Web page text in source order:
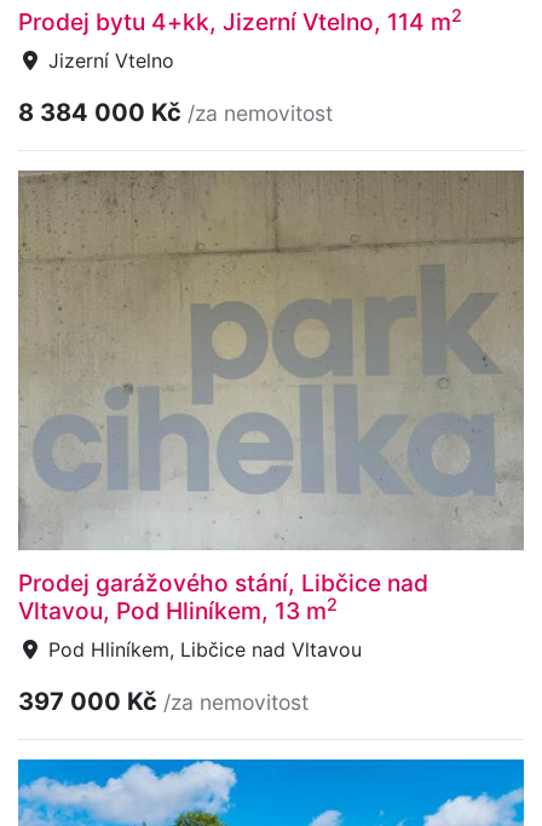
Prodej bytu 4+kk, Jizerní Vtelno, 114 m2
Jizerní Vtelno
8 384 000 Kč /za nemovitost
Prodej garážového stání, Libčice nad
Vltavou, Pod Hliníkem, 13 m2
Pod Hliníkem, Libčice nad Vltavou
397 000 Kč /za nemovitost